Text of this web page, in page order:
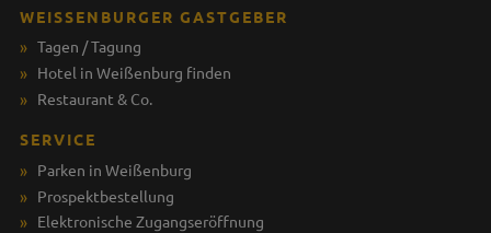
WEISSENBURGER GASTGEBER
Tagen / Tagung
Hotel in Weißenburg finden
Restaurant & Co.
SERVICE
Parken in Weißenburg
Prospektbestellung
Elektronische Zugangseröffnung